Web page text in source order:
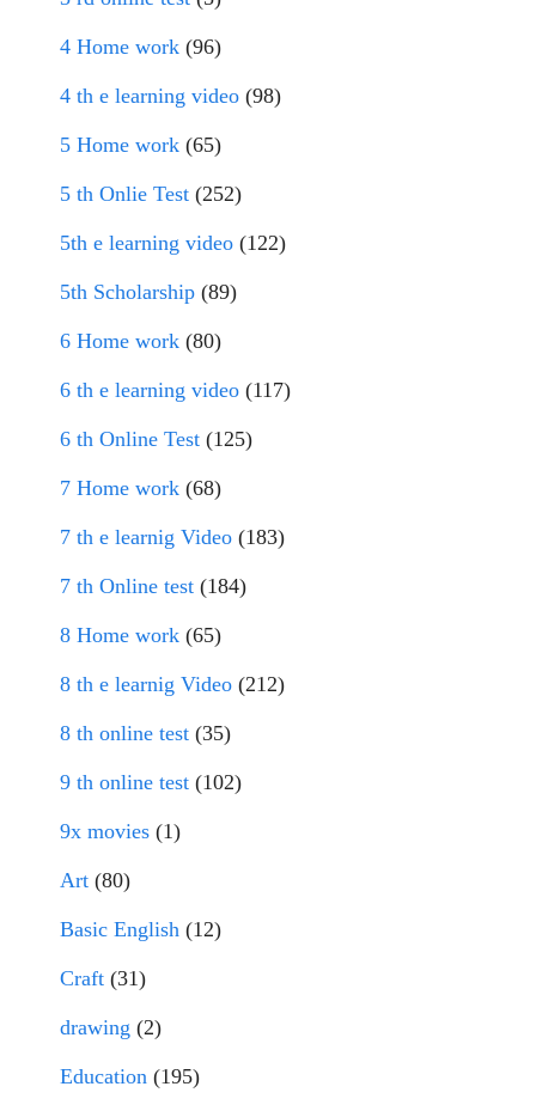
4 Home work (96)
4 th e learning video (98)
5 Home work (65)
5 th Onlie Test (252)
5th e learning video (122)
5th Scholarship (89)
6 Home work (80)
6 th e learning video (117)
6 th Online Test (125)
7 Home work (68)
7 th e learnig Video (183)
7 th Online test (184)
8 Home work (65)
8 th e learnig Video (212)
8 th online test (35)
9 th online test (102)
9x movies (1)
Art (80)
Basic English (12)
Craft (31)
drawing (2)
Education (195)